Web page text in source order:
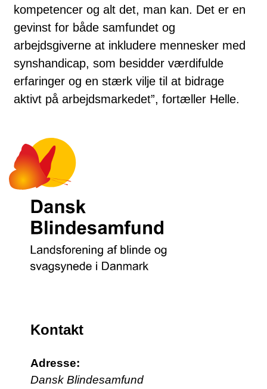
kompetencer og alt det, man kan. Det er en
gevinst for både samfundet og
arbejdsgiverne at inkludere mennesker med
synshandicap, som besidder værdifulde
erfaringer og en stærk vilje til at bidrage
aktivt på arbejdsmarkedet”, fortæller Helle.
Kontakt
Adresse:
Dansk Blindesamfund